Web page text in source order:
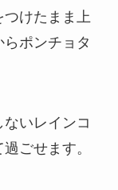
けたまま上
ポンチョタ
いレインコ
ごせます。